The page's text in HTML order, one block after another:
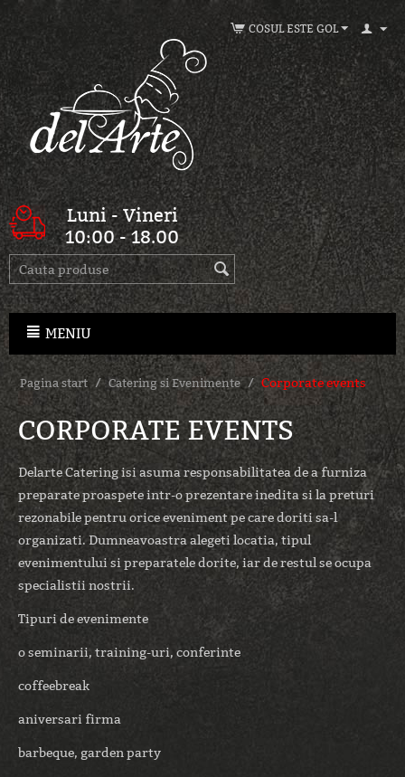
COSUL ESTE GOL
Luni - Vineri
10:00 - 18.00
MENIU
Pagina start / Catering si Evenimente / Corporate events
CORPORATE EVENTS
Delarte Catering isi asuma responsabilitatea de a furniza
preparate proaspete intr-o prezentare inedita si la preturi
rezonabile pentru orice eveniment pe care doriti sa-l
organizati. Dumneavoastra alegeti locatia, tipul
evenimentului si preparatele dorite, iar de restul se ocupa
specialistii nostrii.
Tipuri de evenimente
o seminarii, training-uri, conferinte
coffeebreak
aniversari firma
barbeque, garden party